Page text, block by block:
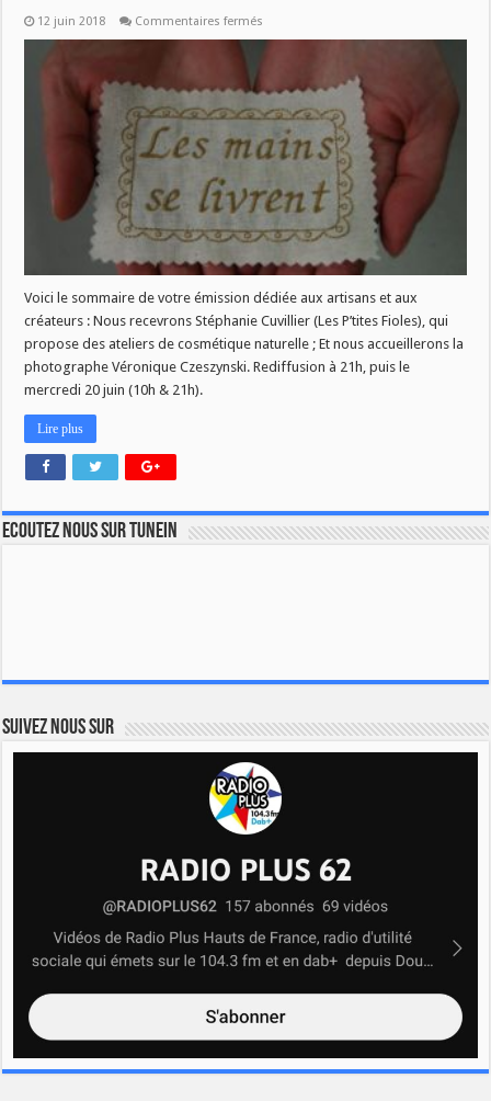
12 juin 2018 Commentaires fermés
–
mercredi
13
–
10h
Voici le sommaire de votre émission dédiée aux artisans et aux
créateurs : Nous recevrons Stéphanie Cuvillier (Les P’tites Fioles), qui
propose des ateliers de cosmétique naturelle ; Et nous accueillerons la
photographe Véronique Czeszynski. Rediffusion à 21h, puis le
mercredi 20 juin (10h & 21h).
Lire plus
Ecoutez nous sur TuneIn
Suivez nous sur